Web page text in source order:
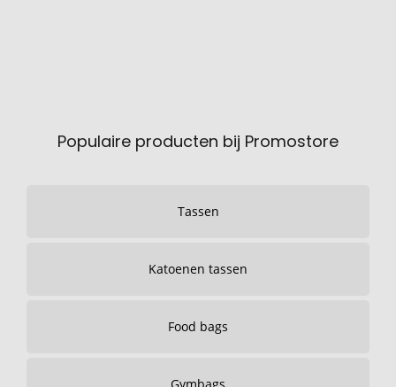
Populaire producten bij Promostore
Tassen
Katoenen tassen
Food bags